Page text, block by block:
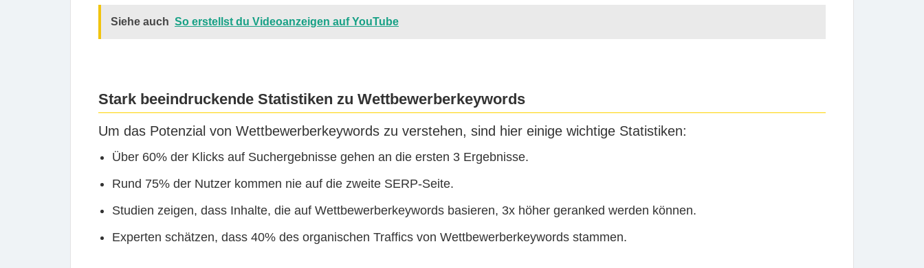
Siehe auch So erstellst du Videoanzeigen auf YouTube
Stark beeindruckende Statistiken zu Wettbewerberkeywords
Um das Potenzial von Wettbewerberkeywords zu verstehen, sind hier einige wichtige Statistiken:
Über 60% der Klicks auf Suchergebnisse gehen an die ersten 3 Ergebnisse.
Rund 75% der Nutzer kommen nie auf die zweite SERP-Seite.
Studien zeigen, dass Inhalte, die auf Wettbewerberkeywords basieren, 3x höher geranked werden können.
Experten schätzen, dass 40% des organischen Traffics von Wettbewerberkeywords stammen.